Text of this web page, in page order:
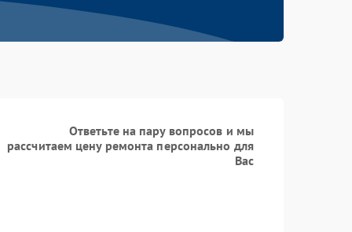
Ответьте на пару вопросов и мы
рассчитаем цену ремонта персонально для
Вас